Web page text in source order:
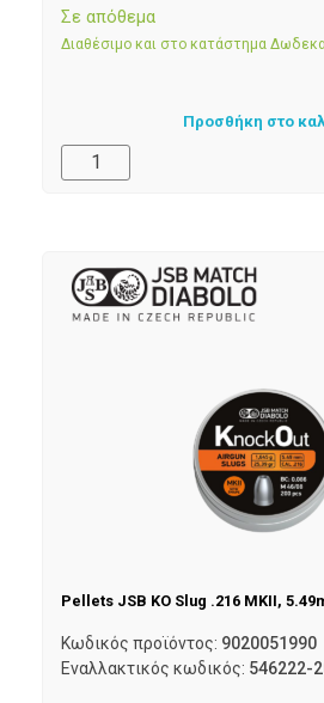
Σε απόθεμα
Διαθέσιμο και στο κατάστημα
Προσθήκη στο
Pellets JSB KO Slug .216 MKII,
Κωδικός προϊόντος: 9020051990
Εναλλακτικός κωδικός: 546222-